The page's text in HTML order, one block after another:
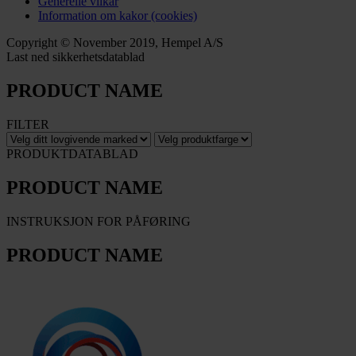
Information om kakor (cookies)
Copyright © November 2019, Hempel A/S
Last ned sikkerhetsdatablad
PRODUCT NAME
FILTER
PRODUKTDATABLAD
PRODUCT NAME
INSTRUKSJON FOR PÅFØRING
PRODUCT NAME